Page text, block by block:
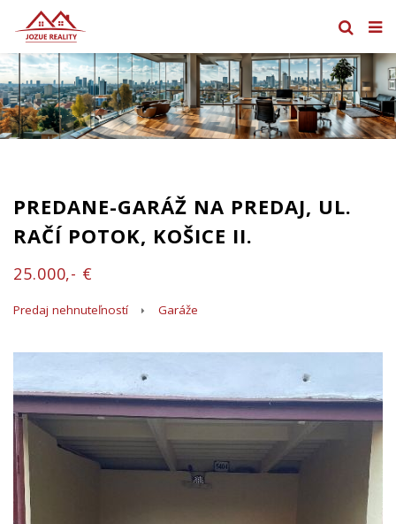
PREDANE-GARÁŽ NA PREDAJ, UL.
RAČÍ POTOK, KOŠICE II.
25.000,- €
Predaj nehnuteľností Garáže